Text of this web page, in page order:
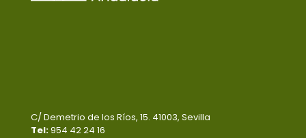
C/ Demetrio de los Ríos, 15. 41003, Sevilla
Tel:954 42 24 16